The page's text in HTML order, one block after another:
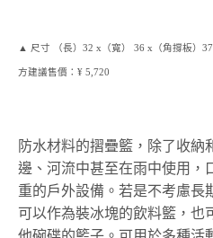
▲ 尺寸 （長）32 x（寬） 36 x（角撐板）
方建議售價：¥ 5,720
防水材料的摺疊籃，除了收納
邊、河流中甚至在雨中使用，
重的戶外設備。若是不考慮長
可以作為裝冰塊的飲料籃，也